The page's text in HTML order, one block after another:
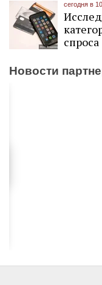
сегодня в
спроса
Новости